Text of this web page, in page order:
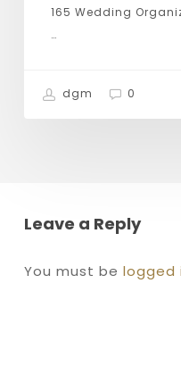
165 Wedding
…
dgm 0
Leave a Reply
You must be logged